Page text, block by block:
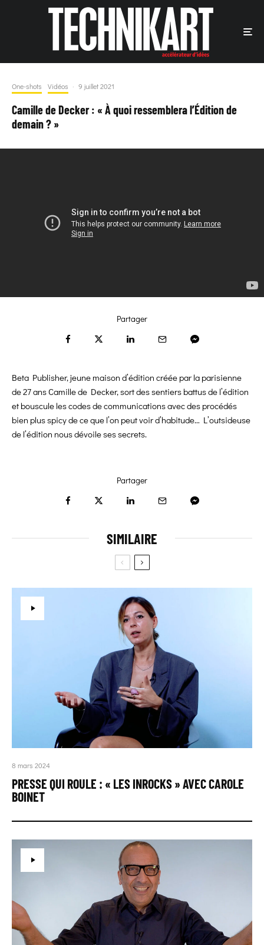
One-shots Vidéos · 9 juillet 2021
Camille de Decker : « À quoi ressemblera l’Édition de
demain ? »
Partager
Beta Publisher, jeune maison d’édition créée par la parisienne
de 27 ans Camille de Decker, sort des sentiers battus de l’édition
et bouscule les codes de communications avec des procédés
bien plus spicy de ce que l’on peut voir d’habitude… L’outsideuse
de l’édition nous dévoile ses secrets.
Partager
SIMILAIRE
8 mars 2024
PRESSE QUI ROULE : « LES INROCKS » AVEC CAROLE
BOINET